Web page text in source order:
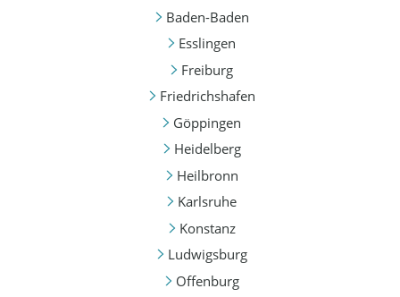
Baden-Baden
Esslingen
Freiburg
Friedrichshafen
Göppingen
Heidelberg
Heilbronn
Karlsruhe
Konstanz
Ludwigsburg
Offenburg